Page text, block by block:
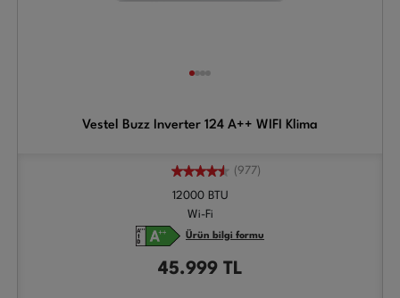
Vestel Buzz Inverter 124 A++ WIFI Klima
(977)
12000 BTU
Wi-Fi
Ürün bilgi formu
45.999 TL